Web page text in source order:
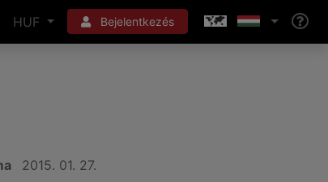
HUF Bejelentkezés
2015. 01. 27.